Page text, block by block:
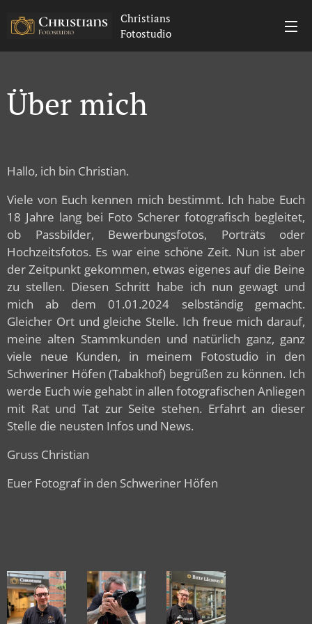
Christians
Fotostudio
Über mich
Hallo, ich bin Christian.
Viele von Euch kennen mich bestimmt. Ich habe Euch
18 Jahre lang bei Foto Scherer fotografisch begleitet,
ob Passbilder, Bewerbungsfotos, Porträts oder
Hochzeitsfotos. Es war eine schöne Zeit. Nun ist aber
der Zeitpunkt gekommen, etwas eigenes auf die Beine
zu stellen. Diesen Schritt habe ich nun gewagt und
mich ab dem 01.01.2024 selbständig gemacht.
Gleicher Ort und gleiche Stelle. Ich freue mich darauf,
meine alten Stammkunden und natürlich ganz, ganz
viele neue Kunden, in meinem Fotostudio in den
Schweriner Höfen (Tabakhof) begrüßen zu können. Ich
werde Euch wie gehabt in allen fotografischen Anliegen
mit Rat und Tat zur Seite stehen. Erfahrt an dieser
Stelle die neusten Infos und News.
Gruss Christian
Euer Fotograf in den Schweriner Höfen